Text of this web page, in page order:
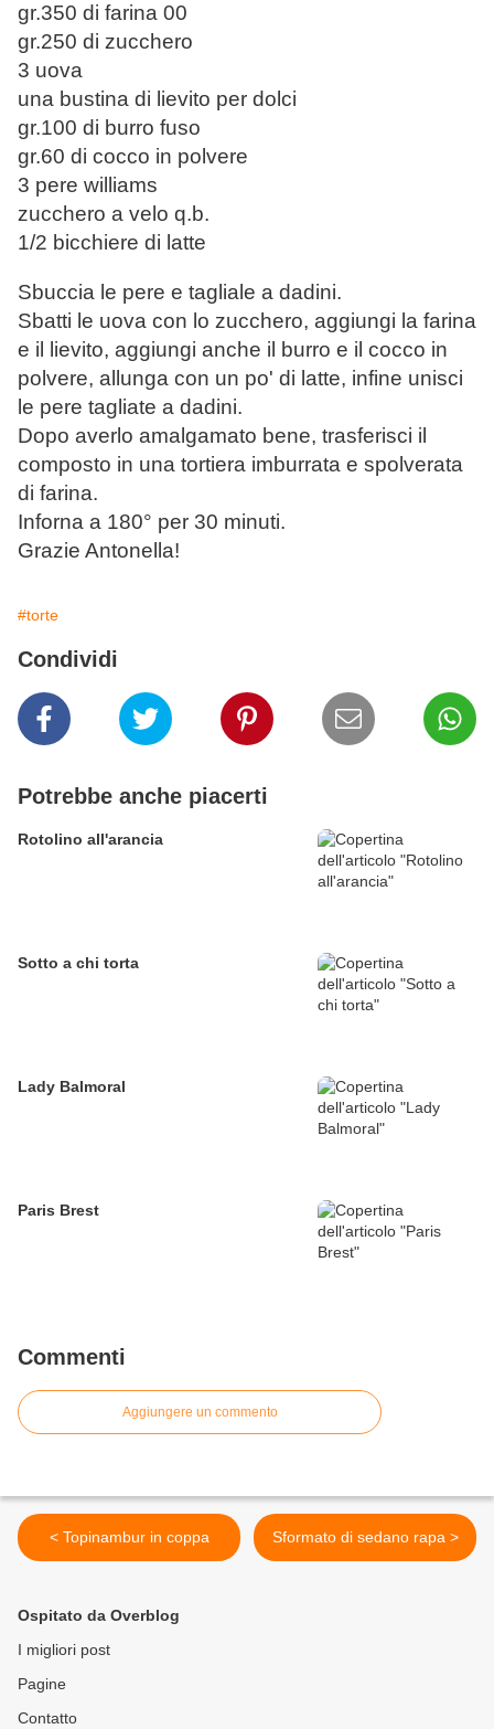
gr.350 di farina 00
gr.250 di zucchero
3 uova
una bustina di lievito per dolci
gr.100 di burro fuso
gr.60 di cocco in polvere
3 pere williams
zucchero a velo q.b.
1/2 bicchiere di latte
Sbuccia le pere e tagliale a dadini.
Sbatti le uova con lo zucchero, aggiungi la farina
e il lievito, aggiungi anche il burro e il cocco in
polvere, allunga con un po' di latte, infine unisci
le pere tagliate a dadini.
Dopo averlo amalgamato bene, trasferisci il
composto in una tortiera imburrata e spolverata
di farina.
Inforna a 180° per 30 minuti.
Grazie Antonella!
#torte
Condividi
Potrebbe anche piacerti
Rotolino all'arancia
Sotto a chi torta
Lady Balmoral
Paris Brest
Commenti
Aggiungere un commento
< Topinambur in coppa Sformato di sedano rapa >
Ospitato da Overblog
I migliori post
Pagine
Contatto